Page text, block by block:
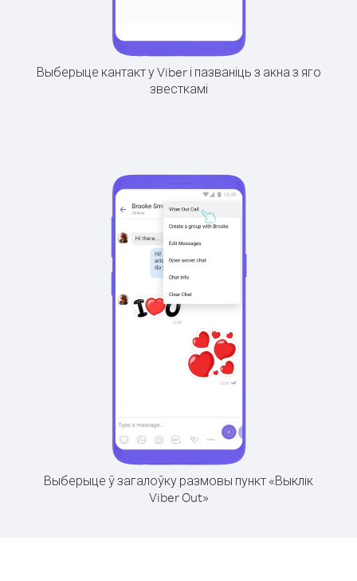
Выберыце кантакт у Viber і пазваніць з акна з яго
звесткамі
Выберыце ў загалоўку размовы пункт «Выклік
Viber Out»